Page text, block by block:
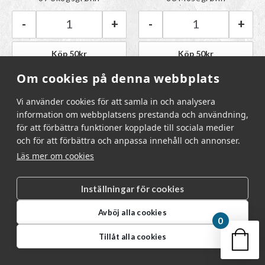
Om cookies på denna webbplats
Vi använder cookies för att samla in och analysera
information om webbplatsens prestanda och användning,
för att förbättra funktioner kopplade till sociala medier
och för att förbättra och anpassa innehåll och annonser.
Läs mer om cookies
Inställningar för cookies
Avböj alla cookies
Tillåt alla cookies
paletten
Rauma Vams | 87 Skogsgrønn mängd
- +
Köp 50kr
31 i lager
paletten
Rauma Vams |
- +
Köp 50kr
5 i lager
111 Mørk grønn
Din
0